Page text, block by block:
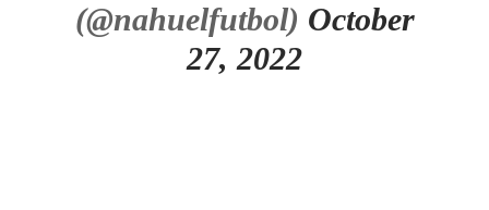
(@nahuelfutbol) October
27, 2022